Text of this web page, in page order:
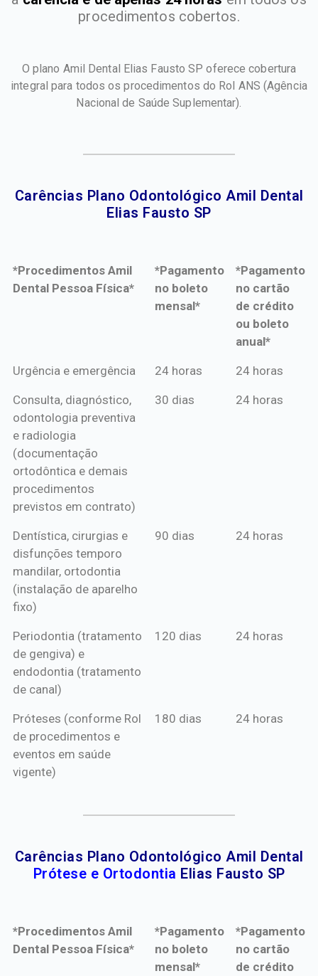
procedimentos cobertos.
O plano Amil Dental Elias Fausto SP oferece cobertura
integral para todos os procedimentos do Rol ANS (Agência
Nacional de Saúde Suplementar).
Carências Plano Odontológico Amil Dental
Elias Fausto SP​
*Procedimentos Amil
Dental Pessoa Física*
*Pagamento
no boleto
mensal*
*Pagamento
no cartão
de crédito
ou boleto
anual*
*Procedimentos Amil
*Pagamento
mensal*
*Pagamento
de crédito
Urgência e emergência 24 horas 24 horas
Consulta, diagnóstico,
odontologia preventiva
e radiologia
(documentação
ortodôntica e demais
procedimentos
previstos em contrato)
30 dias 24 horas
Dentística, cirurgias e
disfunções temporo
mandilar, ortodontia
(instalação de aparelho
fixo)
90 dias 24 horas
Periodontia (tratamento
de gengiva) e
endodontia (tratamento
de canal)
120 dias 24 horas
Próteses (conforme Rol
de procedimentos e
eventos em saúde
vigente)
180 dias 24 horas
Carências Plano Odontológico Amil Dental
Prótese e Ortodontia Elias Fausto SP
*Procedimentos Amil
Dental Pessoa Física*
*Pagamento
no boleto
mensal*
*Pagamento
no cartão
de crédito